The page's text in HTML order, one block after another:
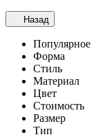
Назад
Популярное
Форма
Стиль
Материал
Цвет
Стоимость
Размер
Тип